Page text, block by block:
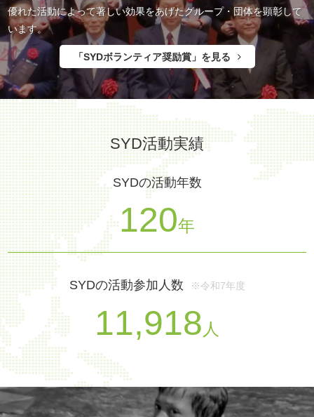
優れた活動によって著しい効果をあげたグループ・団体を顕彰して
います。
「SYDボランティア奨励賞」を見る
SYD活動実績
SYDの活動年数
120年
SYDの活動参加人数 ※令和7年度
11,918 人